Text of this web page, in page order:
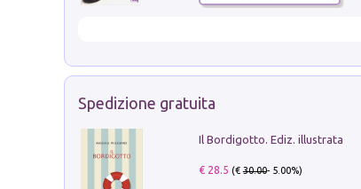
Spedizione gratuita
Il Bordigotto. Ediz. illustrata
€ 28.5 (€30.00- 5.00%)